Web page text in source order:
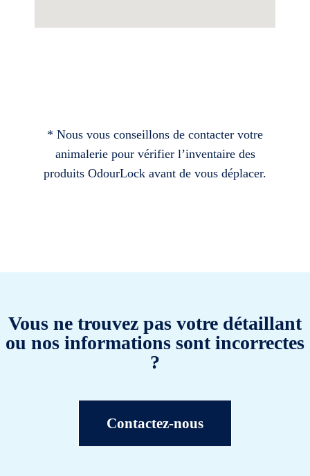
* Nous vous conseillons de contacter votre
animalerie pour vérifier l’inventaire des
produits OdourLock avant de vous déplacer.
Vous ne trouvez pas votre détaillant
ou nos informations sont incorrectes
?
Contactez-nous